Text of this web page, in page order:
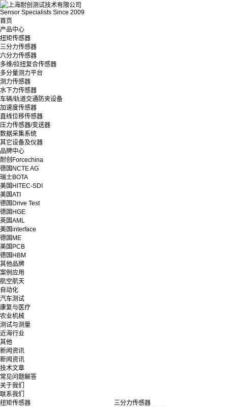
Sensor Specialists Since 2009
首页
产品中心
扭矩传感器
三分力传感器
六分力传感器
多维/拉扭复合传感器
多分量测力平台
测力传感器
水下力传感器
车辆/轨道交通防夹设备
加速度传感器
直线位移传感器
压力传感器/变送器
数据采集系统
其它设备及仪器
品牌中心
耐创Forcechina
德国NCTE AG
瑞士BOTA
美国HITEC-SDI
美国ATI
德国Drive Test
德国HGE
英国AML
美国interface
德国ME
美国PCB
德国HBM
其他品牌
案例应用
航空航天
自动化
汽车测试
康复与医疗
农业机械
测试与测量
近海行业
其他
新闻资讯
新闻资讯
技术文章
常见问题解答
关于我们
联系我们
扭矩传感器
三分力传感器